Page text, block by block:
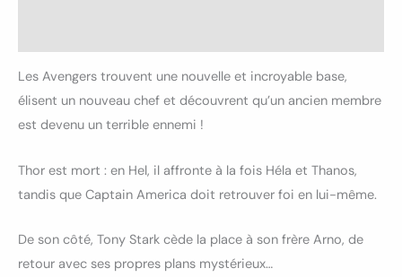
Les Avengers trouvent une nouvelle et incroyable base,
élisent un nouveau chef et découvrent qu’un ancien membre
est devenu un terrible ennemi !
Thor est mort : en Hel, il affronte à la fois Héla et Thanos,
tandis que Captain America doit retrouver foi en lui-même.
De son côté, Tony Stark cède la place à son frère Arno, de
retour avec ses propres plans mystérieux…